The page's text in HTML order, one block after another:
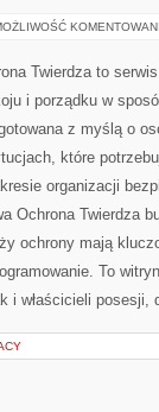
Twierdza to
i porządku w
z myślą o
które
organizacji
Ochrona Twierdza
ochrony mają
To
i właścicieli